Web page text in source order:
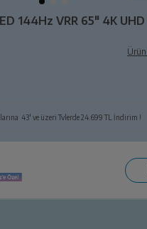
43' ve üzeri Tvlerde 24.699 TL İndirim !